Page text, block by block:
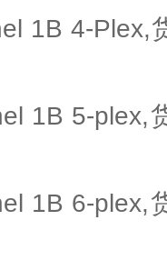
1B 4-Plex,
1B 5-plex,
1B 6-plex,